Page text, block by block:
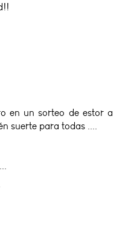
en un sorteo de estor a
suerte para todas ....